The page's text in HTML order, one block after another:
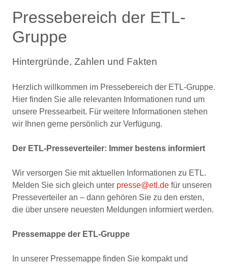
Pressebereich der ETL-
Gruppe
Hintergründe, Zahlen und Fakten
Herzlich willkommen im Pressebereich der ETL-Gruppe.
Hier finden Sie alle relevanten Informationen rund um
unsere Pressearbeit. Für weitere Informationen stehen
wir Ihnen gerne persönlich zur Verfügung.
Der ETL-Presseverteiler: Immer bestens informiert
Wir versorgen Sie mit aktuellen Informationen zu ETL.
Melden Sie sich gleich unter presse@etl.de für unseren
Presseverteiler an – dann gehören Sie zu den ersten,
die über unsere neuesten Meldungen informiert werden.
Pressemappe der ETL-Gruppe
In unserer Pressemappe finden Sie kompakt und